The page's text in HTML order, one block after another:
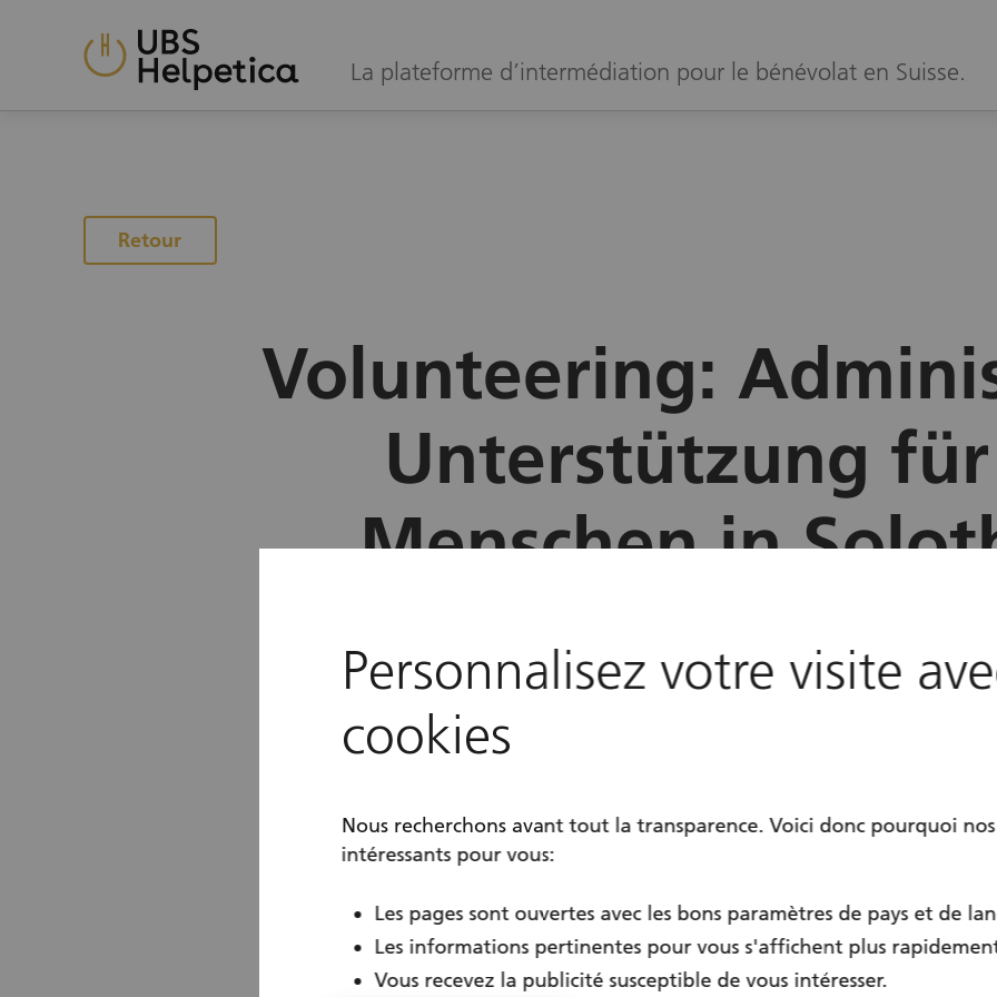
La plateforme d’intermédiation pour le bénévolat en Suisse.
RetourVers la page des projets
Volunteering:
Unterstützung
Menschen in
calendar Toute l’année
Personnalisez votre visite
cookies
Nous recherchons avant tout la transparence. Voici donc pourquoi
intéressants pour vous:
Les pages sont ouvertes avec les bons paramètres de pays et de
Les informations pertinentes pour vous s'affichent plus
Vous recevez la publicité susceptible de vous intéresser.